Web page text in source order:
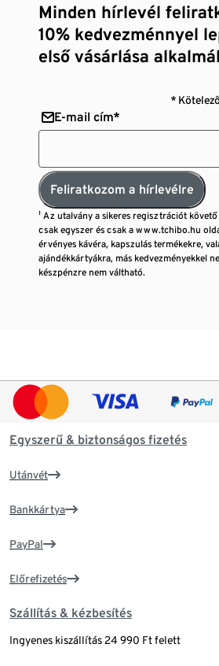
Minden hírlevél
10% kedvezménnyel
első vásárlása
*
E-mail cím*
Feliratkozom a hírlevélre
¹ Az utalvány a sikeres regisztrációt
csak egyszer és csak a www.tchibo.hu
érvényes kávéra, kapszulás termékekre,
ajándékkártyákra, más kedvezményekkel
készpénzre nem váltható.
Egyszerű & biztonságos fizetés
Utánvét
Bankkártya
PayPal
Előrefizetés
Szállítás & kézbesítés
Ingyenes kiszállítás 24 990 Ft felett